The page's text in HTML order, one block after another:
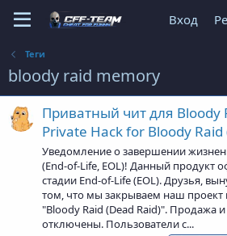
Вход
Теги
bloody raid memory
Приватный чит для Bloody
Private Hack for Bloody Raid
Уведомление о завершении
(End-of-Life, EOL)! Данный продукт
стадии End-of-Life (EOL). Друзья,
том, что мы закрываем наш проект
"Bloody Raid (Dead Raid)". Продажа
отключены. Пользователи с...